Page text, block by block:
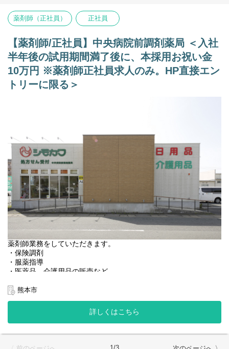
高度医療の処方箋取扱がございます。
備蓄医薬品も1700品目以上。
【その他の補足事項】
1) 従事すべき業務の変更の範囲
変更なし
2) 就業場所の変更の範囲
正社員は全店。ただし、双方の合意のもと決定する。
薬剤師（正社員） 正社員
【薬剤師/正社員】中央病院前調剤薬局 ＜入社
半年後の試用期間満了後に、本採用お祝い金
10万円 ※薬剤師正社員求人のみ。HP直接エン
トリーに限る＞
薬剤師業務をしていただきます。
・保険調剤
・服薬指導
・医薬品、介護用品の販売など
＜店舗情報＞
◆処方箋枚数 50~60枚／日
◆処方内容 熊本中央病院
◆薬剤師：正社員4名、時短3名、パート3名
◆事務：正社員2名
熊本市
詳しくはこちら